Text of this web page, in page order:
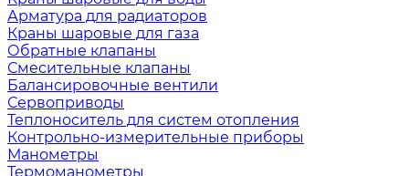
Арматура для радиаторов
Краны шаровые для газа
Обратные клапаны
Смесительные клапаны
Балансировочные вентили
Сервоприводы
Теплоноситель для систем отопления
Контрольно-измерительные приборы
Манометры
Термоманометры